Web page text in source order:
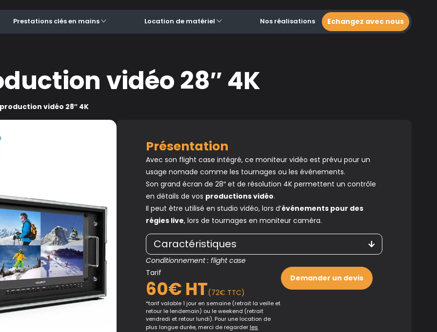
Prestations clés en mains Location de matériel Nos réalisations Echangez avec nous
vidéo 28″ 4K
vidéo 28″ 4K
Présentation
Avec son flight case intégré, ce moniteur vidéo est prévu pour un
usage nomade comme les tournages ou les événements.
Son grand écran de 28″ et de résolution 4K permettent un contrôle
en détails de vos productions vidéo.
Il peut être utilisé en studio vidéo, lors d’événements pour des
régies live, lors de tournages en moniteur caméra.
Caractéristiques
Conditionnement : flight case
Tarif
60€ HT(72€ TTC)
*tarif valable 1 jour en semaine (retrait la veille et
retour le lendemain) ou le weekend (retrait
vendredi et retour lundi). Pour une location de
plus longue durée, merci de regarder les
Demander un devis